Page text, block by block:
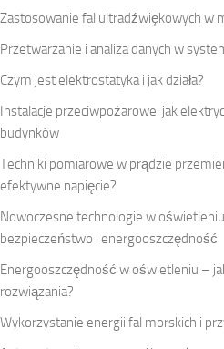
Zastosowanie fal ultradźwiękowych w
Przetwarzanie i analiza danych w
Czym jest elektrostatyka i jak działa?
Instalacje przeciwpożarowe: jak
budynków
Techniki pomiarowe w prądzie
efektywne napięcie?
Nowoczesne technologie w
bezpieczeństwo i energooszczędność
Energooszczędność w oświetleniu –
rozwiązania?
Wykorzystanie energii fal morskich i